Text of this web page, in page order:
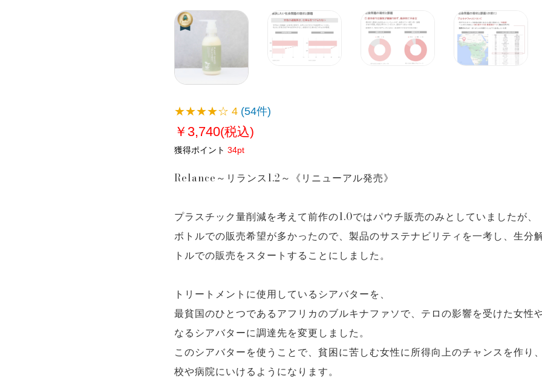
★★★★☆ 4 (54件)
￥3,740(税込)
獲得ポイント 34pt
Relance～リランス1.2～《リニューアル発売》
プラスチック量削減を考えて前作の1.0ではパウチ販売のみとしていましたが、
ボトルでの販売希望が多かったので、製品のサステナビリティを一考し、生分
トルでの販売をスタートすることにしました。
トリートメントに使用しているシアバターを、
最貧国のひとつであるアフリカのブルキナファソで、テロの影響を受けた女性
なるシアバターに調達先を変更しました。
このシアバターを使うことで、貧困に苦しむ女性に所得向上のチャンスを作り
校や病院にいけるようになります。